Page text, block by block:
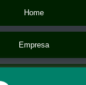
Home
Empresa